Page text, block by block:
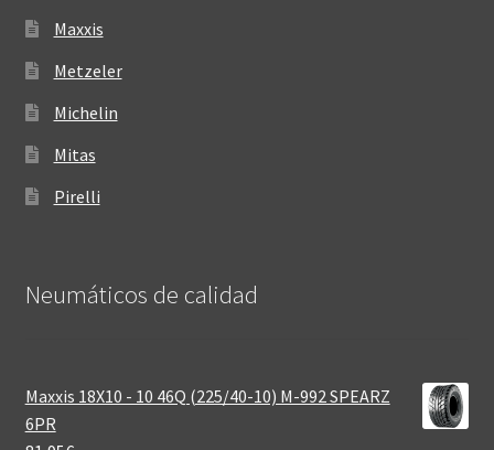
Maxxis
Metzeler
Michelin
Mitas
Pirelli
Neumáticos de calidad‎
Maxxis 18X10 - 10 46Q (225/40-10) M-992 SPEARZ
6PR